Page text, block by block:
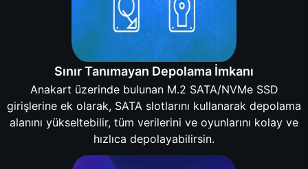
Sınır Tanımayan Depolama İmkanı
Anakart üzerinde bulunan M.2 SATA/NVMe SSD
girişlerine ek olarak, SATA slotlarını kullanarak depolama
alanını yükseltebilir, tüm verilerini ve oyunlarını kolay ve
hızlıca depolayabilirsin.